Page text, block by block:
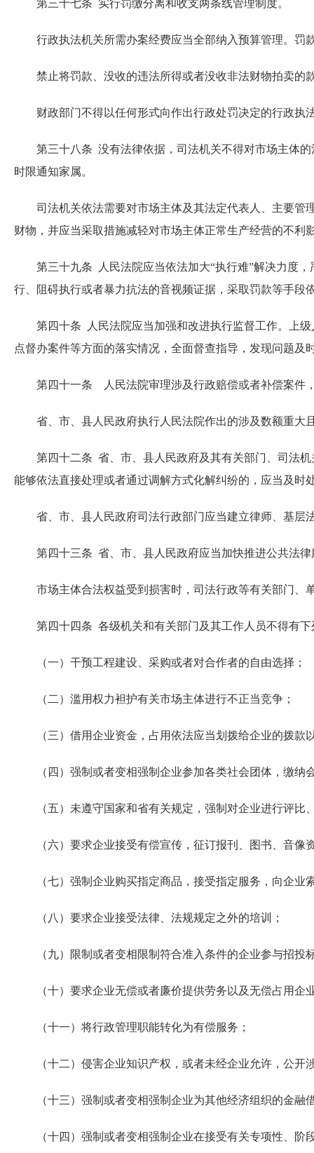
第三十七条 实行罚缴分离和收支两条线管理制度。
行政执法机关所需办案经费应当全部纳入预算管理。罚
禁止将罚款、没收的违法所得或者没收非法财物拍卖的
财政部门不得以任何形式向作出行政处罚决定的行政执
第三十八条 没有法律依据，司法机关不得对市场主体的
时限通知家属。
司法机关依法需要对市场主体及其法定代表人、主要管
财物，并应当采取措施减轻对市场主体正常生产经营的不利
第三十九条 人民法院应当依法加大“执行难”解决力度，
行、阻碍执行或者暴力抗法的音视频证据，采取罚款等手段
第四十条 人民法院应当加强和改进执行监督工作。上级
点督办案件等方面的落实情况，全面督查指导，发现问题及
第四十一条 人民法院审理涉及行政赔偿或者补偿案件，
省、市、县人民政府执行人民法院作出的涉及数额重大
第四十二条 省、市、县人民政府及其有关部门、司法机
能够依法直接处理或者通过调解方式化解纠纷的，应当及时
省、市、县人民政府司法行政部门应当建立律师、基层
第四十三条 省、市、县人民政府应当加快推进公共法律
市场主体合法权益受到损害时，司法行政等有关部门、
第四十四条 各级机关和有关部门及其工作人员不得有下
（一）干预工程建设、采购或者对合作者的自由选择；
（二）滥用权力袒护有关市场主体进行不正当竞争；
（三）借用企业资金，占用依法应当划拨给企业的拨款
（四）强制或者变相强制企业参加各类社会团体，缴纳
（五）未遵守国家和省有关规定，强制对企业进行评比
（六）要求企业接受有偿宣传，征订报刊、图书、音像
（七）强制企业购买指定商品，接受指定服务，向企业
（八）要求企业接受法律、法规规定之外的培训；
（九）限制或者变相限制符合准入条件的企业参与招投
（十）要求企业无偿或者廉价提供劳务以及无偿占用企
（十一）将行政管理职能转化为有偿服务；
（十二）侵害企业知识产权，或者未经企业允许，公开
（十三）强制或者变相强制企业为其他经济组织的金融
（十四）强制或者变相强制企业在接受有关专项性、阶